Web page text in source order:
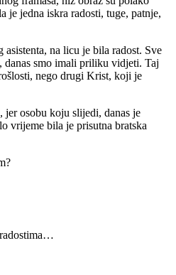
je jedna iskra radosti, tuge, patnje,
na licu je bila radost. Sve
danas smo imali priliku vidjeti. Taj
nego drugi Krist, koji je
jer osobu koju slijedi, danas je
vrijeme bila je prisutna bratska